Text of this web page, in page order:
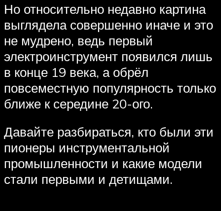
Но относительно недавно картина
выглядела совершенно иначе и это
не мудрено, ведь первый
электроинструмент появился лишь
в конце 19 века, а обрёл
повсеместную популярность только
ближе к середине 20-ого.
Давайте разбираться, кто были эти
пионеры инструментальной
промышленности и какие модели
стали первыми и детищами.